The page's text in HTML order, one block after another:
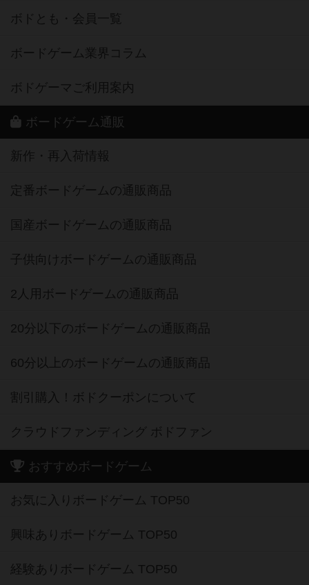
ボドとも・会員一覧
ボードゲーム業界コラム
ボドゲーマご利用案内
ボードゲーム通販
新作・再入荷情報
定番ボードゲームの通販商品
国産ボードゲームの通販商品
子供向けボードゲームの通販商品
2人用ボードゲームの通販商品
20分以下のボードゲームの通販商品
60分以上のボードゲームの通販商品
割引購入！ボドクーポンについて
クラウドファンディング ボドファン
おすすめボードゲーム
お気に入りボードゲーム TOP50
興味ありボードゲーム TOP50
経験ありボードゲーム TOP50